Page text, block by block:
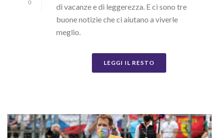
0
di vacanze e di leggerezza. E ci sono tre
buone notizie che ci aiutano a viverle
meglio.
LEGGI IL RESTO